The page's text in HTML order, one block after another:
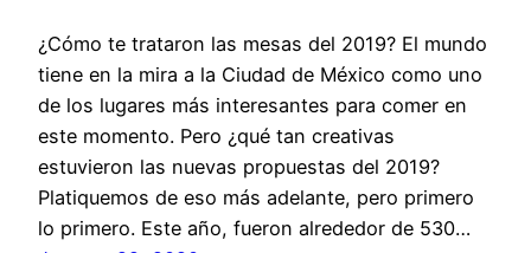
¿Cómo te trataron las mesas del 2019? El mundo
tiene en la mira a la Ciudad de México como uno
de los lugares más interesantes para comer en
este momento. Pero ¿qué tan creativas
estuvieron las nuevas propuestas del 2019?
Platiquemos de eso más adelante, pero primero
lo primero. Este año, fueron alrededor de 530…